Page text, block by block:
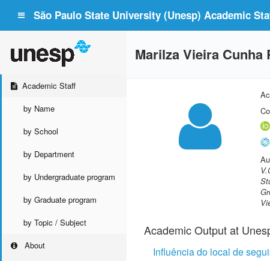
São Paulo State University (Unesp) Academic
Academic Staff
by Name
by School
by Department
by Undergraduate program
by Graduate program
by Topic / Subject
About
Marilza Vieira Cunha
Academic Output at
Influência do local de